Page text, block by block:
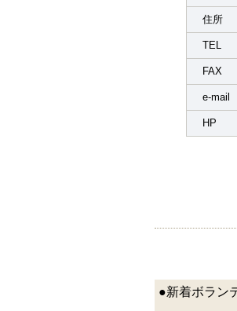
住所
TEL
FAX
e-mail
HP
●新着ボラン